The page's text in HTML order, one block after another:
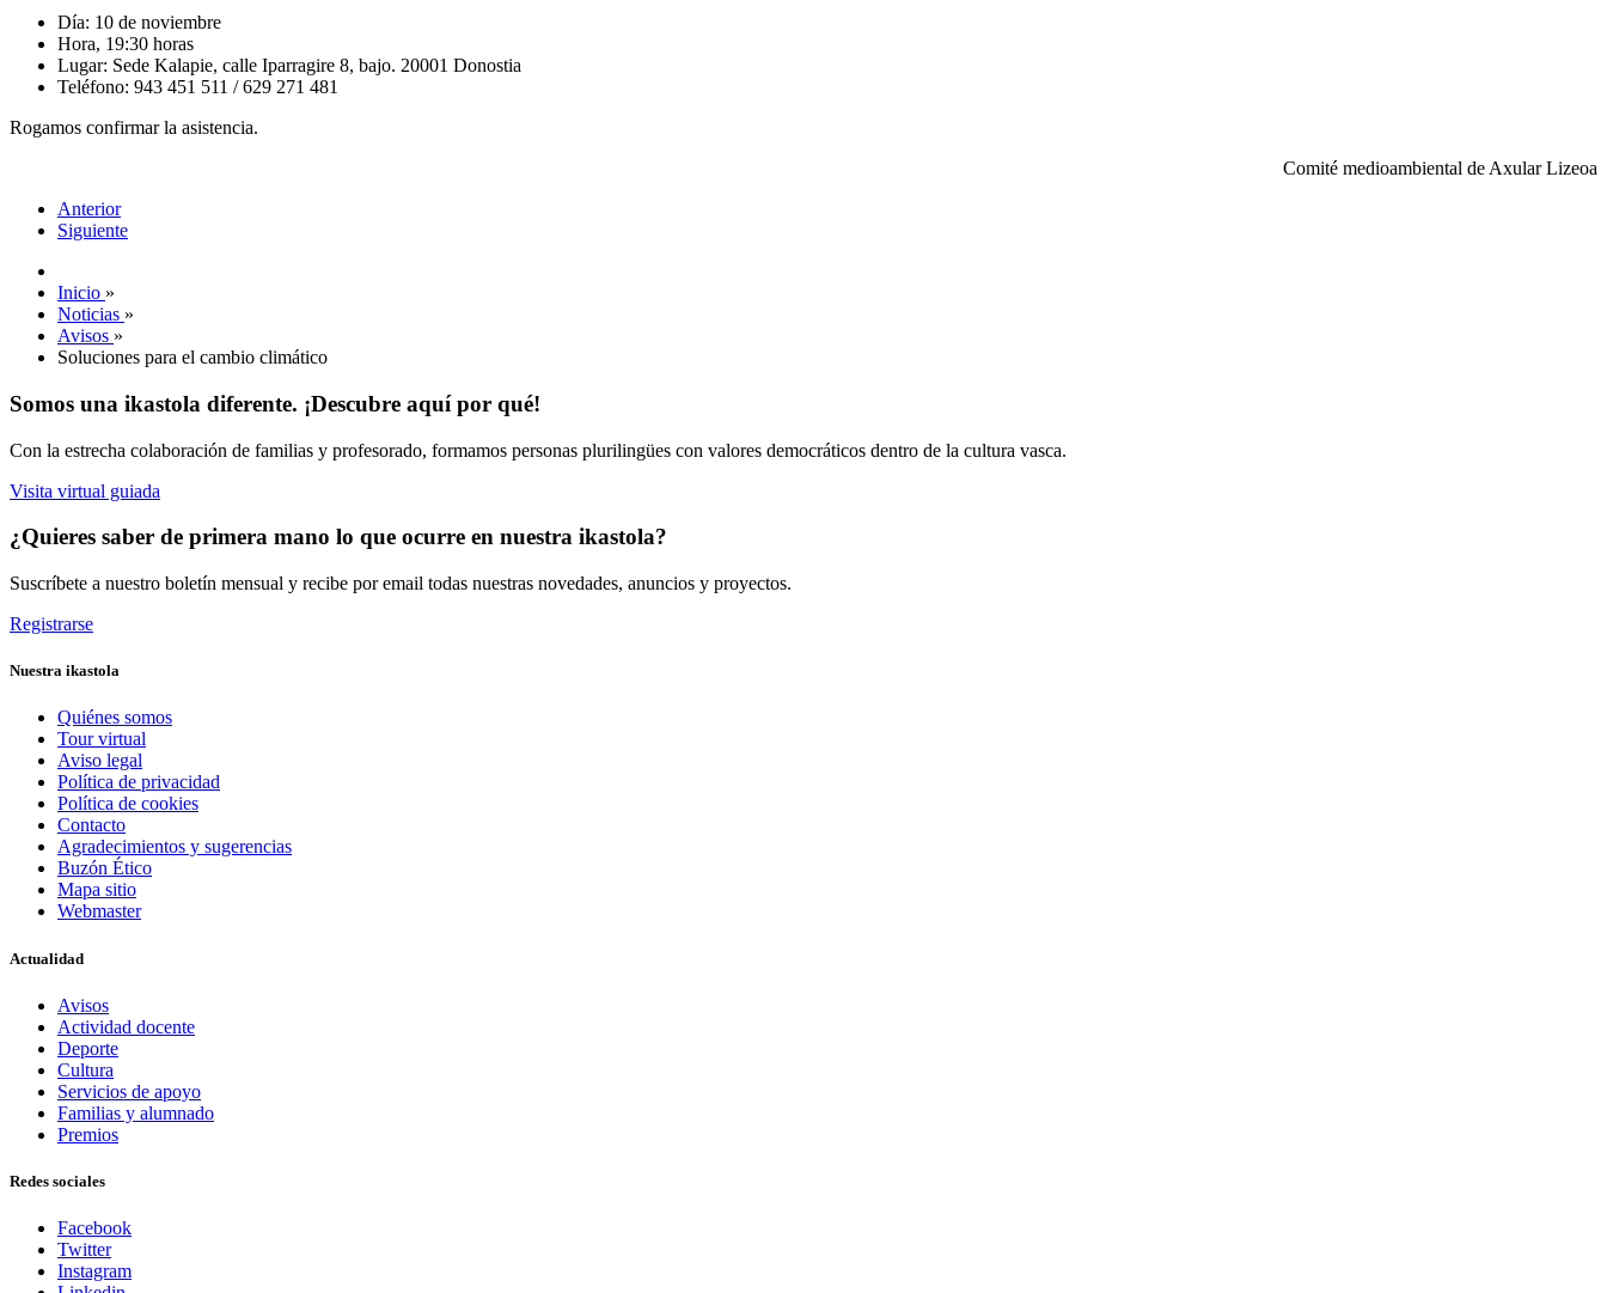
Día: 10 de noviembre
Hora, 19:30 horas
Lugar: Sede Kalapie, calle Iparragire 8, bajo. 20001 Donostia
Teléfono: 943 451 511 / 629 271 481
Rogamos confirmar la asistencia.
Comité medioambiental de Axular Lizeoa
Anterior
Siguiente
Inicio »
Noticias »
Avisos »
Soluciones para el cambio climático
Somos una ikastola diferente. ¡Descubre aquí por qué!
Con la estrecha colaboración de familias y profesorado, formamos personas plurilingües con valores democráticos dentro de la cultura vasca.
Visita virtual guiada
¿Quieres saber de primera mano lo que ocurre en nuestra ikastola?
Suscríbete a nuestro boletín mensual y recibe por email todas nuestras novedades, anuncios y proyectos.
Registrarse
Nuestra ikastola
Quiénes somos
Tour virtual
Aviso legal
Política de privacidad
Política de cookies
Contacto
Agradecimientos y sugerencias
Buzón Ético
Mapa sitio
Webmaster
Actualidad
Avisos
Actividad docente
Deporte
Cultura
Servicios de apoyo
Familias y alumnado
Premios
Redes sociales
Facebook
Twitter
Instagram